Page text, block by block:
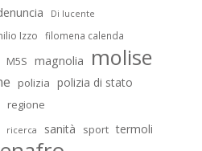
Di lucente
Izzo filomena calenda
M5S magnolia molise
polizia polizia di stato
regione
ricerca sanità sport termoli